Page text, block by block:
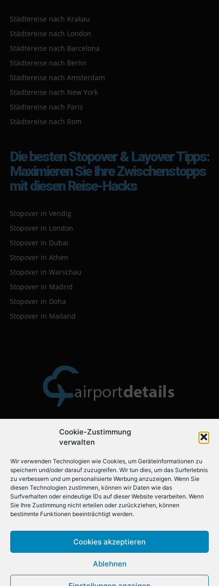
Cookie-Zustimmung
verwalten
Wir verwenden Technologien wie Cookies, um Geräteinformationen zu
speichern und/oder darauf zuzugreifen. Wir tun dies, um das Surferlebnis
zu verbessern und um personalisierte Werbung anzuzeigen. Wenn Sie
diesen Technologien zustimmen, können wir Daten wie das
Surfverhalten oder eindeutige IDs auf dieser Website verarbeiten. Wenn
Sie Ihre Zustimmung nicht erteilen oder zurückziehen, können
bestimmte Funktionen beeinträchtigt werden.
Cookies akzeptieren
Ablehnen
Städtereise nach Krakau
Städtereise nach London
Städtereise nach Barcelona
Städtereise nach Berlin
Städtereise nach Amsterdam
Städtereise nach New York
Städtereise nach Paris
Städtereise nach Rom
Die besten Stopover & Layover Tipps:
Maximieren Sie Ihre Zwischenstopps
mit diesen Reise-Hacks
Stopover in Vendig
Stopover in London
Stopover in Dubai
Stopover in Athen
Stopover in Warschau
Stopover in Madrid
Stopover in Doha
Stopover in Mailand
Über uns
Airportdetails.de ist der ideale Flughafenführer für Ihre
nächste Reise.
Folgen Sie uns auf